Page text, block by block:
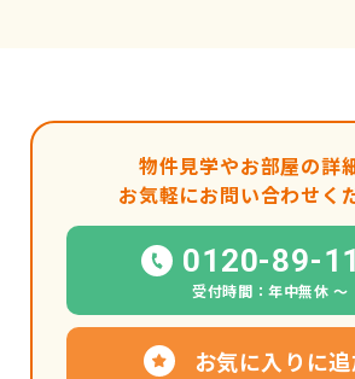
物件見学やお部屋の詳
お気軽にお問い合わせく
0120-89-
受付時間：年中無休 〜
お気に入りに